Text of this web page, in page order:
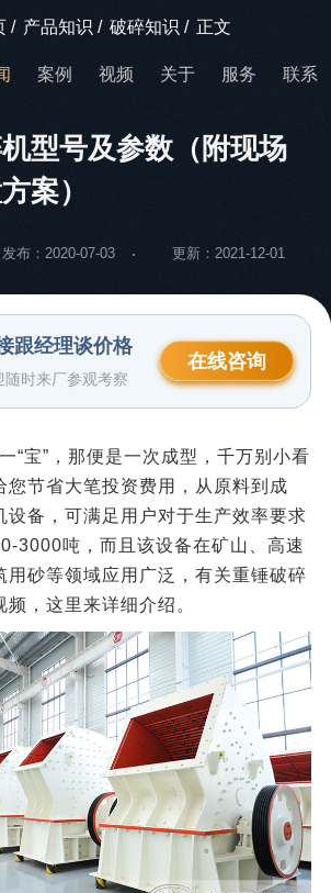
/ 产品知识 / 破碎知识 / 正文
案例 视频 关于 服务 联系
型号及参数（附现场
案）
发布：2020-07-03 更新：2021-12-01
跟经理谈价格
随时来厂参观考察
在线咨询
“宝”，那便是一次成型，千万别小看
您节省大笔投资费用，从原料到成
设备，可满足用户对于生产效率要求
3000吨，而且该设备在矿山、高速
用砂等领域应用广泛，有关重锤破碎
，这里来详细介绍。